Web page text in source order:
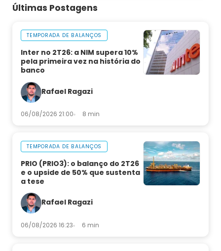
Últimas Postagens
TEMPORADA DE BALANÇOS
Inter no 2T26: a NIM supera 10%
pela primeira vez na história do
banco
Rafael Ragazi
06/08/2026 21:00 8 min
TEMPORADA DE BALANÇOS
PRIO (PRIO3): o balanço do 2T26
e o upside de 50% que sustenta
a tese
Rafael Ragazi
06/08/2026 16:23 6 min